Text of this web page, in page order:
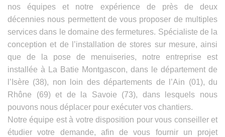
nos équipes et notre expérience de près de deux
décennies nous permettent de vous proposer de multiples
services dans le domaine des fermetures. Spécialiste de la
conception et de l’installation de stores sur mesure, ainsi
que de la pose de menuiseries, notre entreprise est
installée à La Batie Montgascon, dans le département de
l’Isère (38), non loin des départements de l’Ain (01), du
Rhône (69) et de la Savoie (73), dans lesquels nous
pouvons nous déplacer pour exécuter vos chantiers.
Notre équipe est à votre disposition pour vous conseiller et
étudier votre demande, afin de vous fournir un projet